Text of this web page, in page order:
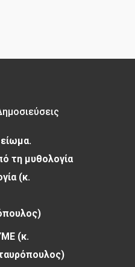
τη μυθολογία
(κ.
(κ.